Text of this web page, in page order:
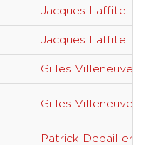
Jacques Laffite
Jacques Laffite
Gilles Villeneuve
Gilles Villeneuve
Patrick Depailler